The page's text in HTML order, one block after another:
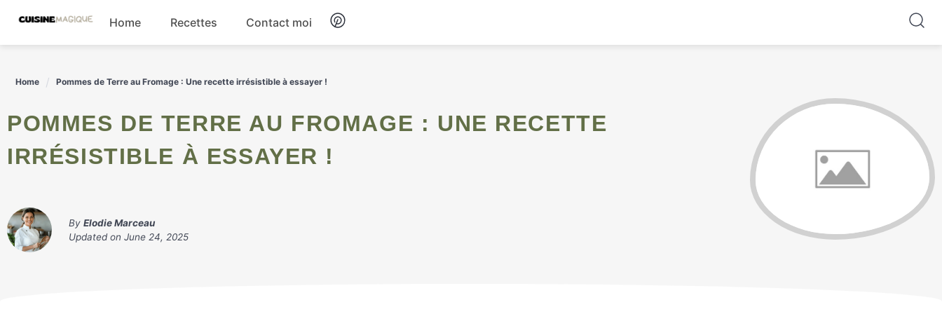
content
Home Recettes
Salades
Contact moi
Home Pommes de Terre au Fromage : Une recette irrésistible à essayer !
POMMES DE TERRE AU FROMAGE : UNE RECETTE
IRRÉSISTIBLE À ESSAYER !
By Elodie Marceau
Updated on June 24, 2025